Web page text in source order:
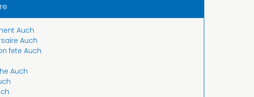
Auch
Auch
fete Auch
Auch